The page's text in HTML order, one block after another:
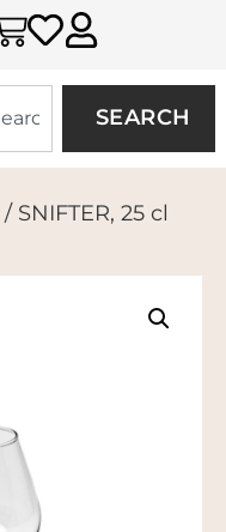
SEARCH
/ SNIFTER, 25 cl